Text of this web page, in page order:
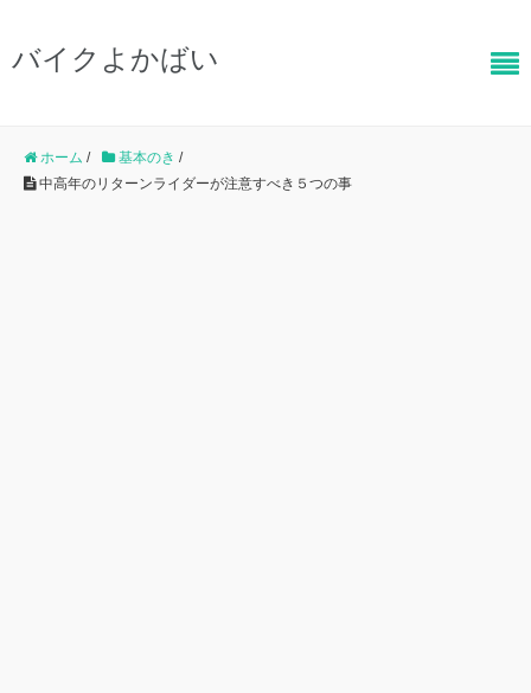
バイクよかばい
ホーム / 基本のき /
中高年のリターンライダーが注意すべき５つの事